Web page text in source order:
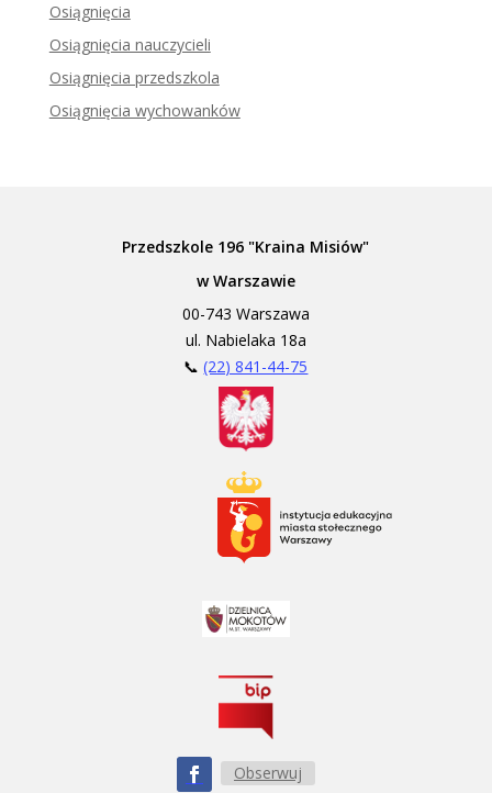
Osiągnięcia
Osiągnięcia nauczycieli
Osiągnięcia przedszkola
Osiągnięcia wychowanków
Przedszkole 196 "Kraina Misiów"
w Warszawie
00-743 Warszawa
ul. Nabielaka 18a
📞(22) 841-44-75
Obserwuj